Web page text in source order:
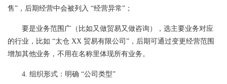
售”，后期经营中会被列入 “经营异常”；
要是业务范围广（比如又做贸易又做咨询），选主要业务对应
的行业，比如 “太仓 XX 贸易有限公司”，后期可通过变更经营范围
增加其他业务，不用在名称里体现所有业务。
4. 组织形式：明确 “公司类型”